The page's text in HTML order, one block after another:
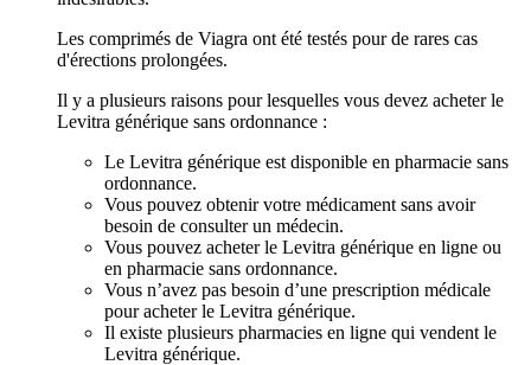
Les comprimés de Viagra ont été testés pour de rares cas
d'érections prolongées.
Il y a plusieurs raisons pour lesquelles vous devez acheter le
Levitra générique sans ordonnance :
Le Levitra générique est disponible en pharmacie sans
ordonnance.
Vous pouvez obtenir votre médicament sans avoir
besoin de consulter un médecin.
Vous pouvez acheter le Levitra générique en ligne ou
en pharmacie sans ordonnance.
Vous n’avez pas besoin d’une prescription médicale
pour acheter le Levitra générique.
Il existe plusieurs pharmacies en ligne qui vendent le
Levitra générique.